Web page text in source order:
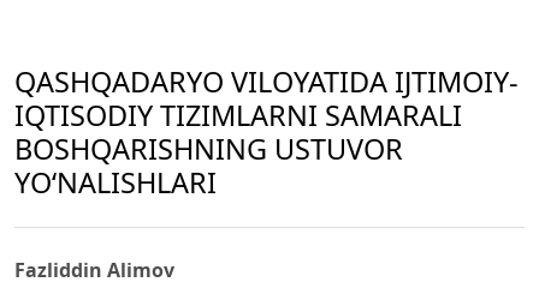
QASHQADARYO VILOYATIDA IJTIMOIY-
IQTISODIY TIZIMLARNI SAMARALI
BOSHQARISHNING USTUVOR
YO‘NALISHLARI
Fazliddin Alimov